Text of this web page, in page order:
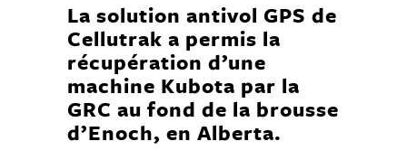
La solution antivol GPS de
Cellutrak a permis la
récupération d’une
machine Kubota par la
GRC au fond de la brousse
d’Enoch, en Alberta.